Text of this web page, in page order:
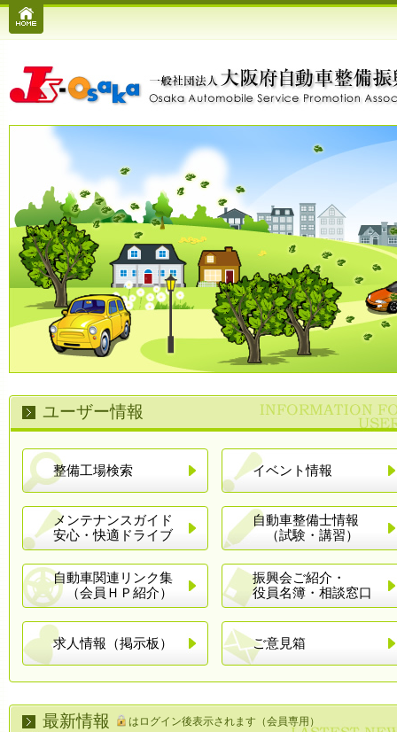
Home
一般社団法人 大阪府自動車整備振興会
ユーザー情報
整備工場検索 イベント情報
メンテナンスガイド
安心・快適ドライブ
自動車整備士情報
（試験・講習）
自動車関連リンク集
（会員ＨＰ紹介）
振興会ご紹介・
役員名簿・相談窓口
求人情報（掲示板） ご意見箱
最新情報 はログイン後表示されます（会員専用）